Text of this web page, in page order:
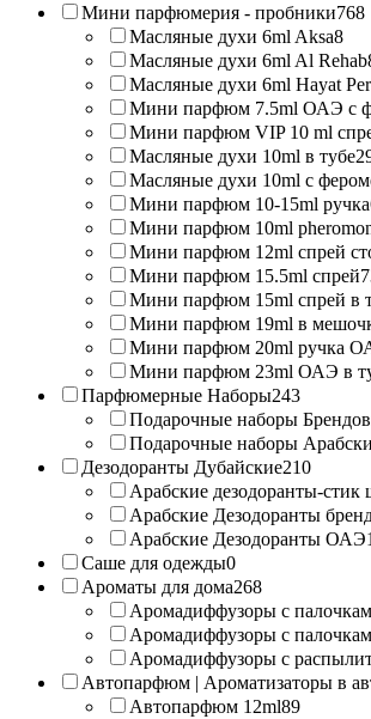
Мини парфюмерия - пробники768
Масляные духи 6ml Aksa8
Масляные духи 6ml Al Rehab
Масляные духи 6ml Hayat
Мини парфюм 7.5ml ОАЭ с
Мини парфюм VIP 10 ml
Масляные духи 10ml в тубе
Масляные духи 10ml с
Мини парфюм 10-15ml ручка
Мини парфюм 10ml
Мини парфюм 12ml спрей
Мини парфюм 15.5ml спрей
Мини парфюм 15ml спрей в
Мини парфюм 19ml в
Мини парфюм 20ml ручка
Мини парфюм 23ml ОАЭ в
Парфюмерные Наборы243
Подарочные наборы
Подарочные наборы
Дезодоранты Дубайские210
Арабские дезодоранты-стик
Арабские Дезодоранты
Арабские Дезодоранты ОАЭ
Саше для одежды0
Ароматы для дома268
Аромадиффузоры с
Аромадиффузоры с
Аромадиффузоры с
Автопарфюм | Ароматизаторы в
Автопарфюм 12ml89